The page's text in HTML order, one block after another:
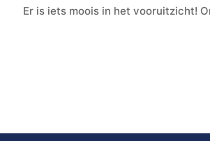
Er is iets moois in het vooruitzicht!